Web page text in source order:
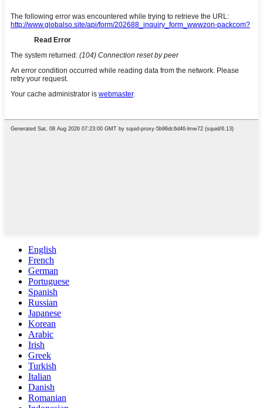
English
French
German
Portuguese
Spanish
Russian
Japanese
Korean
Arabic
Irish
Greek
Turkish
Italian
Danish
Romanian